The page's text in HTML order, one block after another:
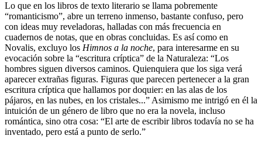
Lo que en los libros de texto literario se llama pobremente
“romanticismo”, abre un terreno inmenso, bastante confuso, pero
con ideas muy reveladoras, halladas con más frecuencia en
cuadernos de notas, que en obras concluidas. Es así como en
Novalis, excluyo los Himnos a la noche, para interesarme en su
evocación sobre la “escritura críptica” de la Naturaleza: “Los
hombres siguen diversos caminos. Quienquiera que los siga verá
aparecer extrañas figuras. Figuras que parecen pertenecer a la gran
escritura críptica que hallamos por doquier: en las alas de los
pájaros, en las nubes, en los cristales...” Asimismo me intrigó en él la
intuición de un género de libro que no era la novela, incluso
romántica, sino otra cosa: “El arte de escribir libros todavía no se ha
inventado, pero está a punto de serlo.”